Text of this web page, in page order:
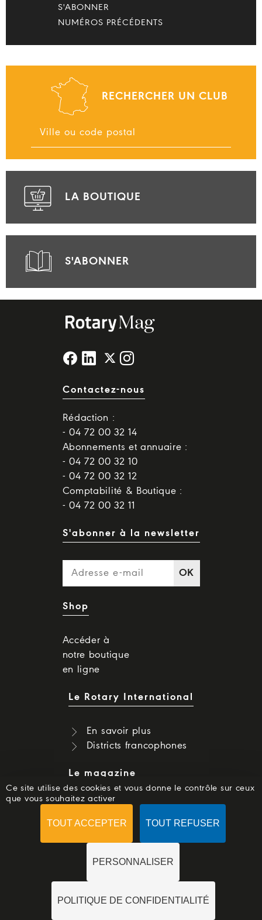
S'ABONNER
NUMÉROS PRÉCÉDENTS
RECHERCHER UN CLUB
LA BOUTIQUE
S'ABONNER
Contactez-nous
Rédaction :
- 04 72 00 32 14
Abonnements et annuaire :
- 04 72 00 32 10
- 04 72 00 32 12
Comptabilité & Boutique :
- 04 72 00 32 11
S'abonner à la newsletter
OK
Shop
Accéder à
notre boutique
en ligne
Le Rotary International
En savoir plus
Districts francophones
Le magazine
Dernier numéro
Numéros précédents
ROTARYMAG.ORG -MENTIONS LÉGALES
Ce site utilise des cookies et vous donne le contrôle sur ceux
que vous souhaitez activer
TOUT ACCEPTER TOUT REFUSER
PERSONNALISER
POLITIQUE DE CONFIDENTIALITÉ